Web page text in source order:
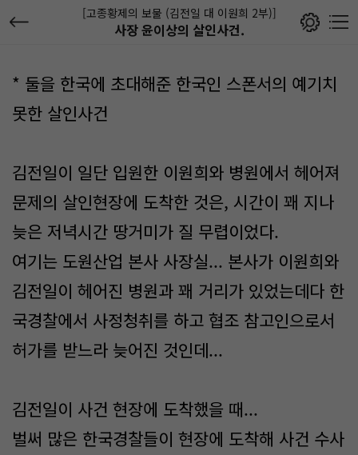
[고종황제의 보물 (김전일 대 이원희 2부)]
사장 윤이상의 살인사건.
* 둘을 한국에 초대해준 한국인 스폰서의 예기치
못한 살인사건
김전일이 일단 입원한 이원희와 병원에서 헤어져
문제의 살인현장에 도착한 것은, 시간이 꽤 지나
늦은 저녁시간 땅거미가 질 무렵이었다.
여기는 도원산업 본사 사장실... 본사가 이원희와
김전일이 헤어진 병원과 꽤 거리가 있었는데다 한
국경찰에서 사정청취를 하고 협조 참고인으로서
허가를 받느라 늦어진 것인데...
김전일이 사건 현장에 도착했을 때...
벌써 많은 한국경찰들이 현장에 도착해 사건 수사